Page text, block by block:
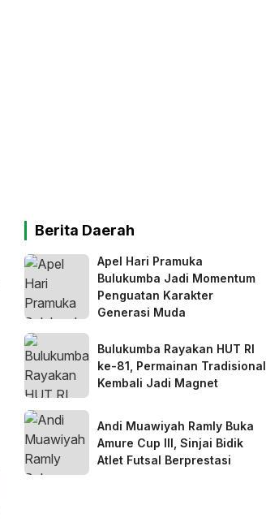
Berita Daerah
Apel Hari Pramuka
Bulukumba Jadi Momentum
Penguatan Karakter
Generasi Muda
Bulukumba Rayakan HUT RI
ke-81, Permainan Tradisional
Kembali Jadi Magnet
Andi Muawiyah Ramly Buka
Amure Cup III, Sinjai Bidik
Atlet Futsal Berprestasi